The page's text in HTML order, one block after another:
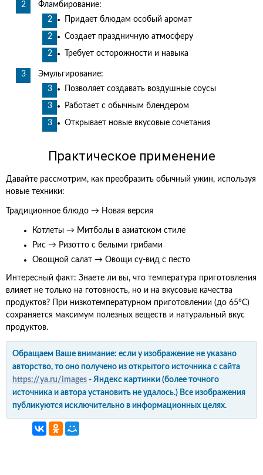
Фламбирование:
Придает блюдам особый аромат
Создает праздничную атмосферу
Требует осторожности и навыка
Эмульгирование:
Позволяет создавать воздушные соусы
Работает с обычным блендером
Открывает новые вкусовые сочетания
Практическое применение
Давайте рассмотрим, как преобразить обычный ужин, используя
новые техники:
Традиционное блюдо → Новая версия
Котлеты → Митболы в азиатском стиле
Рис → Ризотто с белыми грибами
Овощной салат → Овощи су-вид с песто
Интересный факт: Знаете ли вы, что температура приготовления
влияет не только на готовность, но и на вкусовые качества
продуктов? При низкотемпературном приготовлении (до 65°C)
сохраняется максимум полезных веществ и натуральный вкус
продуктов.
Обращаем Ваше внимание: если у изображение не указано
авторство, то оно получено из открытого источника с сайта
https://ya.ru/images - Яндекс картинки (более точного
источника и автора установить не удалось.) Все изображения
публикуются исключительно в информационных целях.